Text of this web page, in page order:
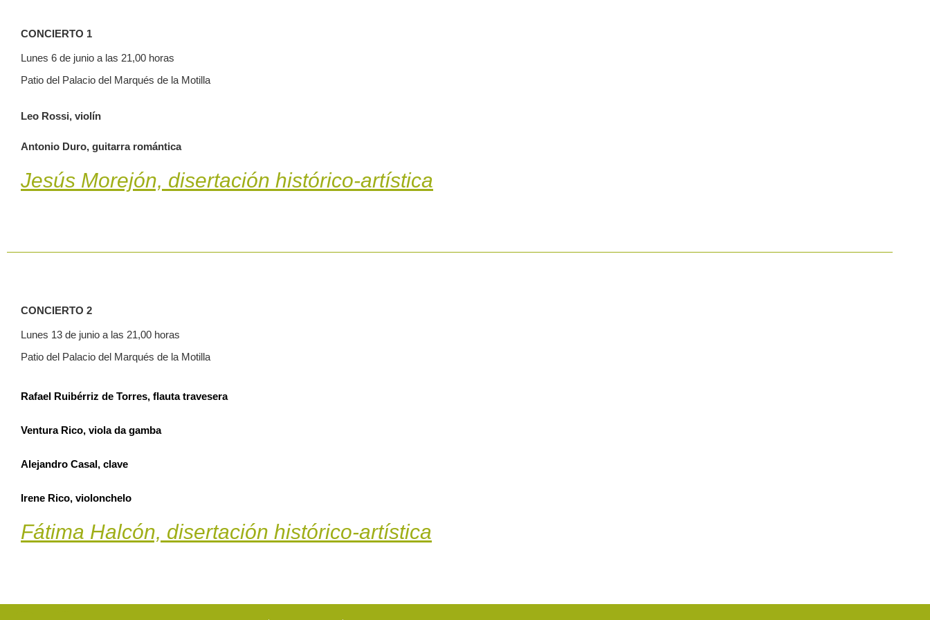
CONCIERTO 1
Lunes 6 de junio a las 21,00 horas
Patio del Palacio del Marqués de la Motilla
Leo Rossi, violín
Antonio Duro, guitarra romántica
Jesús Morejón, disertación histórico-artística
CONCIERTO 2
Lunes 13 de junio a las 21,00 horas
Patio del Palacio del Marqués de la Motilla
Rafael Ruibérriz de Torres, flauta travesera
Ventura Rico, viola da gamba
Alejandro Casal, clave
Irene Rico, violonchelo
Fátima Halcón, disertación histórico-artística